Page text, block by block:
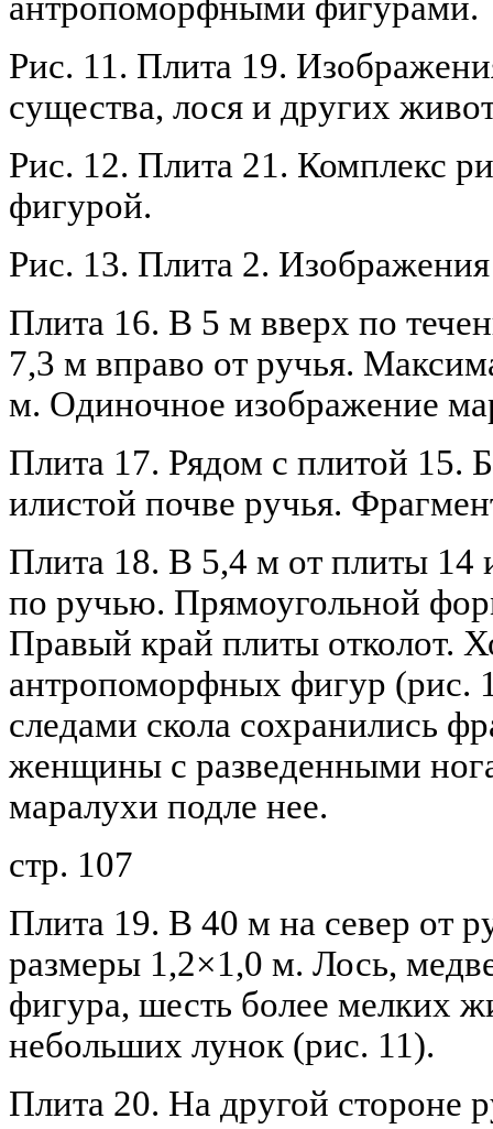
антропоморфными фигурами.
Рис. 11. Плита 19.
существа, лося и других
Рис. 12. Плита 21. Комплекс
фигурой.
Рис. 13. Плита 2.
Плита 16. В 5 м вверх по
7,3 м вправо от ручья.
м. Одиночное изображение
Плита 17. Рядом с плитой 15.
илистой почве ручья.
Плита 18. В 5,4 м от плиты 14
по ручью. Прямоугольной
Правый край плиты отколот.
антропоморфных фигур (рис.
следами скола сохранились
женщины с разведенными
маралухи подле нее.
стр. 107
Плита 19. В 40 м на север от
размеры 1,2×1,0 м. Лось,
фигура, шесть более мелких
небольших лунок (рис. 11).
Плита 20. На другой стороне